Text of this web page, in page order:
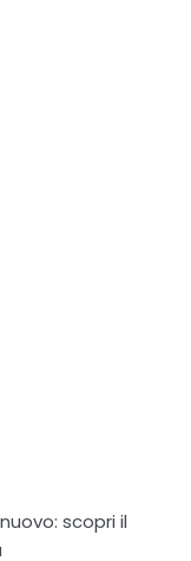
scopri il